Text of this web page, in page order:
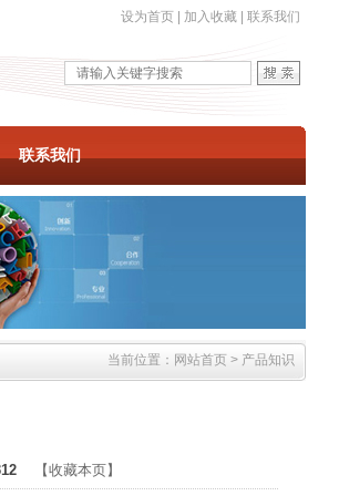
设为首页 加入收藏 联系我们
联系我们
当前位置：网站首页 > 产品知识
【收藏本页】